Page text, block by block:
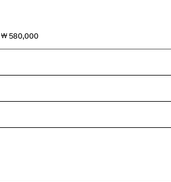
￦ 580,000